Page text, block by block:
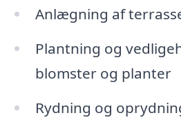
Anlægning af
Plantning og
blomster og planter
Rydning og